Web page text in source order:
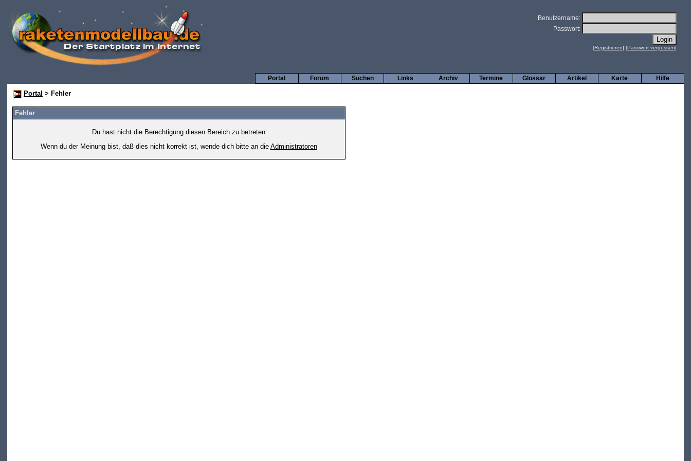
Benutzername:
Passwort:
[Registrieren] [Passwort vergessen]
Hilfe
Karte
Artikel
Glossar
Termine
Archiv
Links
Suchen
Forum
Portal
Portal > Fehler
Fehler
Du hast nicht die Berechtigung diesen Bereich zu betreten
Wenn du der Meinung bist, daß dies nicht korrekt ist, wende dich bitte an die Administratoren